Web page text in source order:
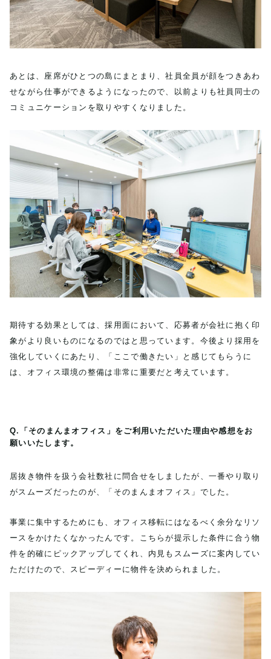
あとは、座席がひとつの島にまとまり、社員全員が顔をつきあわ
せながら仕事ができるようになったので、以前よりも社員同士の
コミュニケーションを取りやすくなりました。
期待する効果としては、採用面において、応募者が会社に抱く印
象がより良いものになるのではと思っています。今後より採用を
強化していくにあたり、「ここで働きたい」と感じてもらうに
は、オフィス環境の整備は非常に重要だと考えています。
Q.「そのまんまオフィス」をご利用いただいた理由や感想をお
願いいたします。
居抜き物件を扱う会社数社に問合せをしましたが、一番やり取り
がスムーズだったのが、「そのまんまオフィス」でした。
事業に集中するためにも、オフィス移転にはなるべく余分なリソ
ースをかけたくなかったんです。こちらが提示した条件に合う物
件を的確にピックアップしてくれ、内見もスムーズに案内してい
ただけたので、スピーディーに物件を決められました。